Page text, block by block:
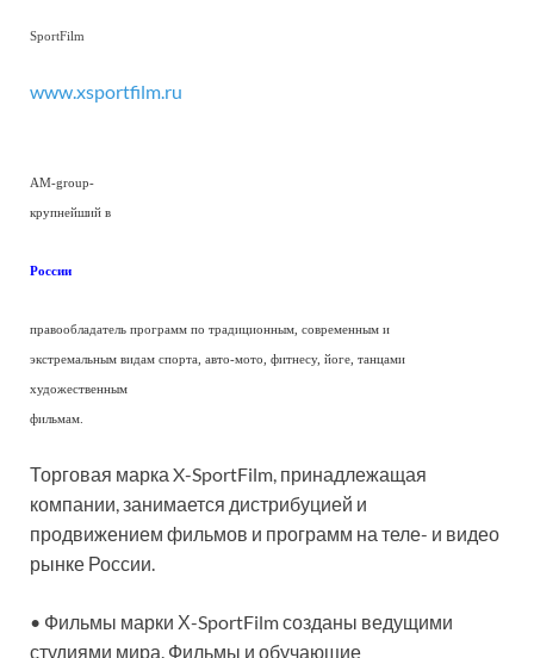
SportFilm
www.xsportfilm.ru
AM-group-
крупнейший в
России
правообладатель программ по традиционным, современным и
экстремальным видам спорта, авто-мото, фитнесу, йоге, танцами
художественным
фильмам.
Торговая марка X-SportFilm, принадлежащая
компании, занимается дистрибуцией и
продвижением фильмов и программ на теле- и видео
рынке России.
• Фильмы марки Х-SportFilm созданы ведущими
студиями мира. Фильмы и обучающие